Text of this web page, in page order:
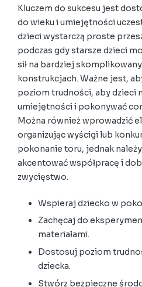
Kluczem do sukcesu jest
do wieku i umiejętności
dzieci wystarczą proste
podczas gdy starsze dzieci
sił na bardziej
konstrukcjach. Ważne jest,
poziom trudności, aby dzieci
umiejętności i pokonywać
Można również wprowadzić
organizując wyścigi lub
pokonanie toru, jednak
akcentować współpracę i
zwycięstwo.
Wspieraj dziecko w
Zachęcaj do
materiałami.
Dostosuj poziom
dziecka.
Stwórz bezpieczne